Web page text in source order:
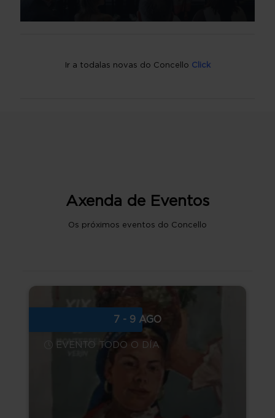
Ir a todalas novas do Concello Click
Axenda de Eventos
Os próximos eventos do Concello
7 - 9 AGO
EVENTO TODO O DÍA